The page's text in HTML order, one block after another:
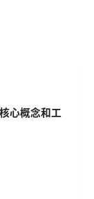
心概念和工